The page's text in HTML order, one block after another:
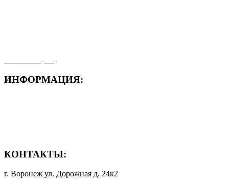
ИНФОРМАЦИЯ:
КОНТАКТЫ:
г. Воронеж ул. Дорожная д. 24к2